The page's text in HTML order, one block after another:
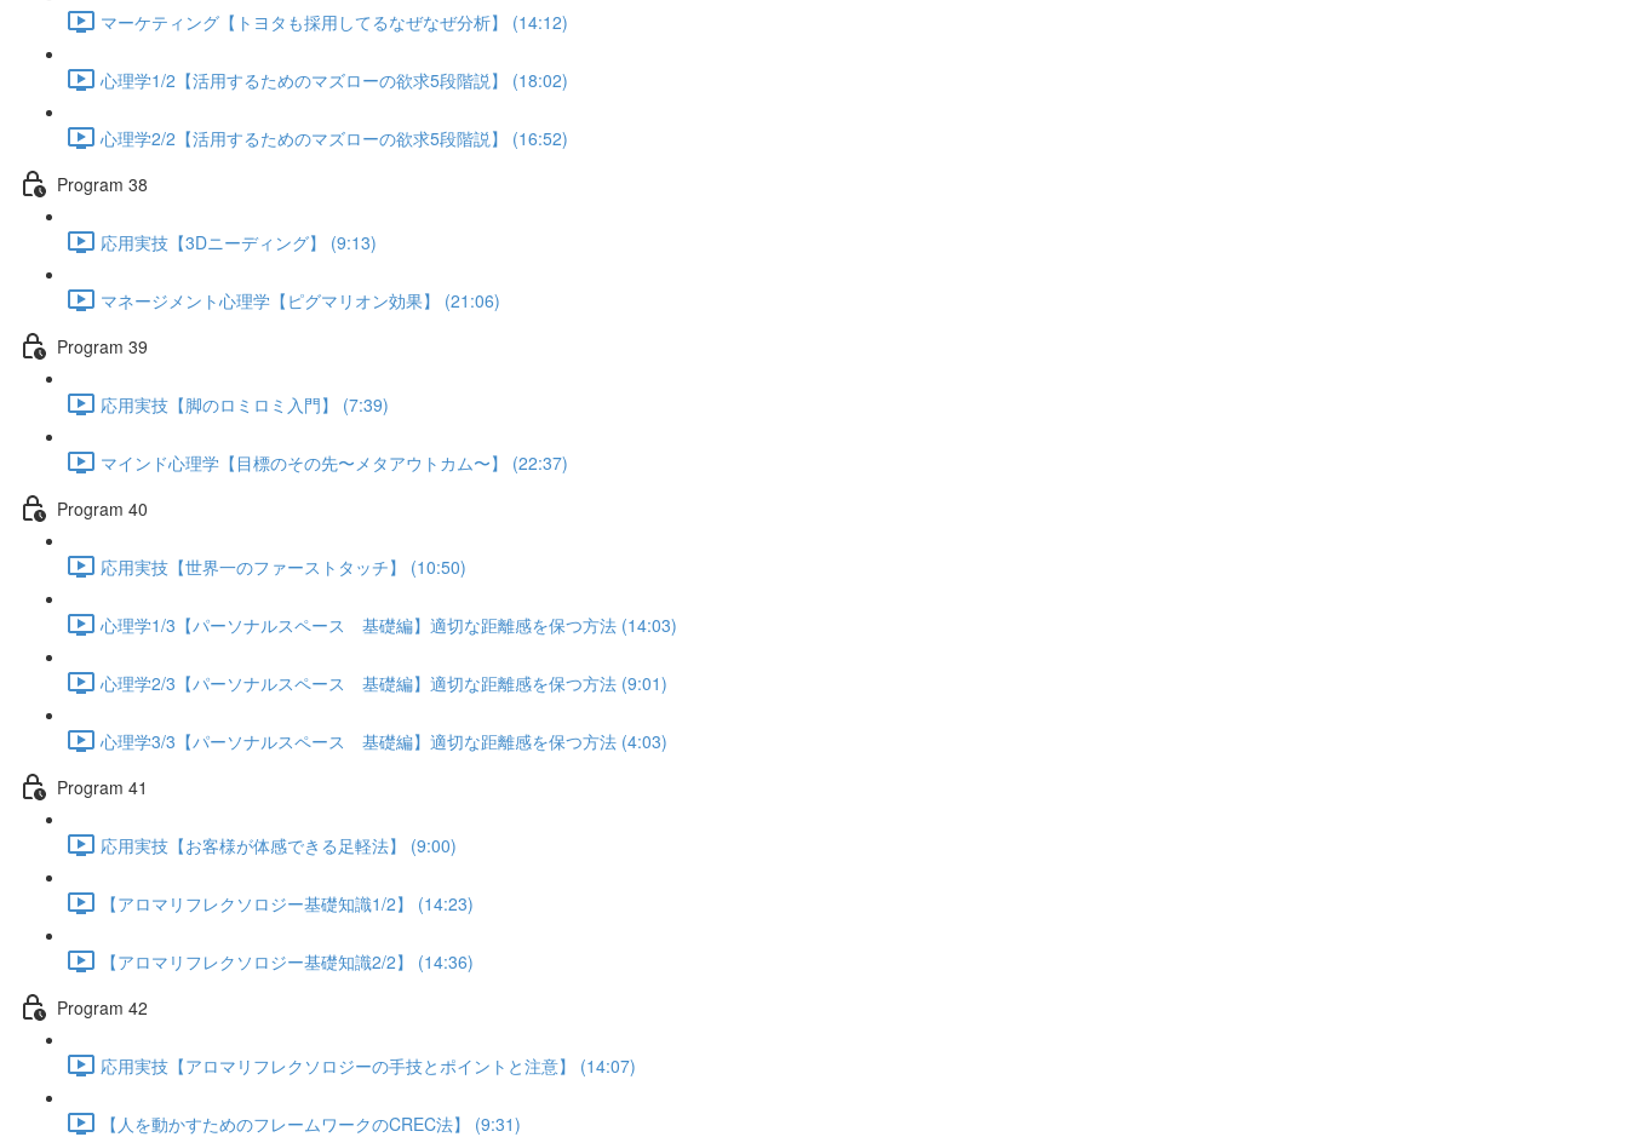
マーケティング【トヨタも採用してるなぜなぜ分析】 (14:12)
心理学1/2【活用するためのマズローの欲求5段階説】 (18:02)
心理学2/2【活用するためのマズローの欲求5段階説】 (16:52)
Program 38
応用実技【3Dニーディング】 (9:13)
マネージメント心理学【ピグマリオン効果】 (21:06)
Program 39
応用実技【脚のロミロミ入門】 (7:39)
マインド心理学【目標のその先〜メタアウトカム〜】 (22:37)
Program 40
応用実技【世界一のファーストタッチ】 (10:50)
心理学1/3【パーソナルスペース 基礎編】適切な距離感を保つ方法 (14:03)
心理学2/3【パーソナルスペース 基礎編】適切な距離感を保つ方法 (9:01)
心理学3/3【パーソナルスペース 基礎編】適切な距離感を保つ方法 (4:03)
Program 41
応用実技【お客様が体感できる足軽法】 (9:00)
【アロマリフレクソロジー基礎知識1/2】 (14:23)
【アロマリフレクソロジー基礎知識2/2】 (14:36)
Program 42
応用実技【アロマリフレクソロジーの手技とポイントと注意】 (14:07)
【人を動かすためのフレームワークのCREC法】 (9:31)